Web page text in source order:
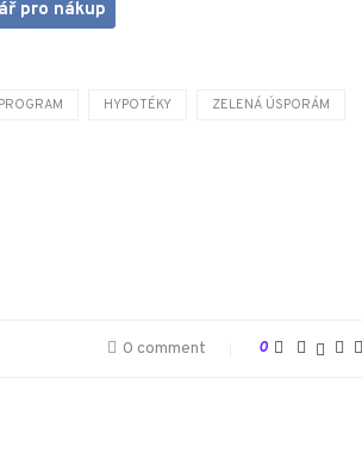
pro nákup
HYPOTÉKY ZELENÁ ÚSPORÁM
0 comment 0